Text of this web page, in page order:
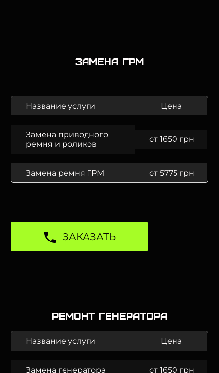
Замена ГРМ
Название услуги Цена
Замена приводного
ремня и роликов
от 1650 грн
Замена ремня ГРМ от 5775 грн
ЗАКАЗАТЬ
Ремонт генератора
Название услуги Цена
Замена генератора от 1650 грн